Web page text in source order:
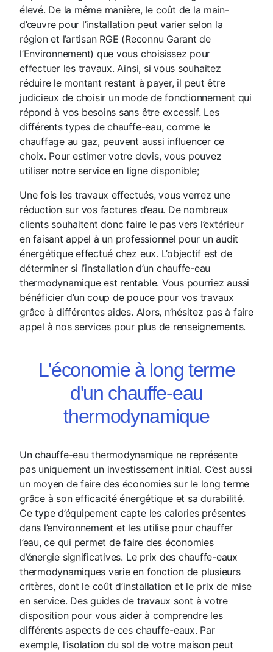
élevé. De la même manière, le coût de la main-
d’œuvre pour l’installation peut varier selon la
région et l’artisan RGE (Reconnu Garant de
l’Environnement) que vous choisissez pour
effectuer les travaux. Ainsi, si vous souhaitez
réduire le montant restant à payer, il peut être
judicieux de choisir un mode de fonctionnement qui
répond à vos besoins sans être excessif. Les
différents types de chauffe-eau, comme le
chauffage au gaz, peuvent aussi influencer ce
choix. Pour estimer votre devis, vous pouvez
utiliser notre service en ligne disponible;
Une fois les travaux effectués, vous verrez une
réduction sur vos factures d’eau. De nombreux
clients souhaitent donc faire le pas vers l’extérieur
en faisant appel à un professionnel pour un audit
énergétique effectué chez eux. L’objectif est de
déterminer si l’installation d’un chauffe-eau
thermodynamique est rentable. Vous pourriez aussi
bénéficier d’un coup de pouce pour vos travaux
grâce à différentes aides. Alors, n’hésitez pas à faire
appel à nos services pour plus de renseignements.
L'économie à long terme
d'un chauffe-eau
thermodynamique
Un chauffe-eau thermodynamique ne représente
pas uniquement un investissement initial. C’est aussi
un moyen de faire des économies sur le long terme
grâce à son efficacité énergétique et sa durabilité.
Ce type d’équipement capte les calories présentes
dans l’environnement et les utilise pour chauffer
l’eau, ce qui permet de faire des économies
d’énergie significatives. Le prix des chauffe-eaux
thermodynamiques varie en fonction de plusieurs
critères, dont le coût d’installation et le prix de mise
en service. Des guides de travaux sont à votre
disposition pour vous aider à comprendre les
différents aspects de ces chauffe-eaux. Par
exemple, l’isolation du sol de votre maison peut